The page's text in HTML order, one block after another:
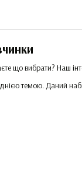
що вибрати? Наш
темою. Даний